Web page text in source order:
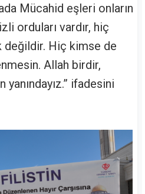
Mücahid eşleri onların
orduları vardır, hiç
değildir. Hiç kimse de
Allah birdir,
yanındayız.” ifadesini